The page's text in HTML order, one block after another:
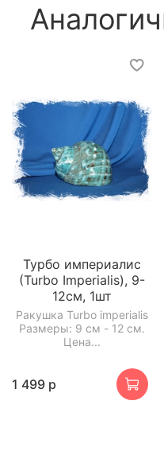
Турбо империалис
(Turbo Imperialis), 9-
12см, 1шт
Ракушка Turbo imperialis
Размеры: 9 см - 12 см.
Цена...
1 499 р